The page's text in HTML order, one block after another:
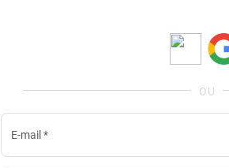
E-mail *